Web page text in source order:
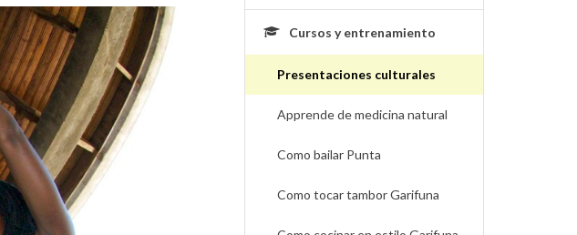
Cursos y entrenamiento
Presentaciones culturales
Apprende de medicina natural
Como bailar Punta
Como tocar tambor Garifuna